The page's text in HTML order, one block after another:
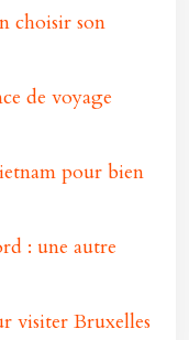
choisir son
de voyage
pour bien
: une autre
visiter Bruxelles